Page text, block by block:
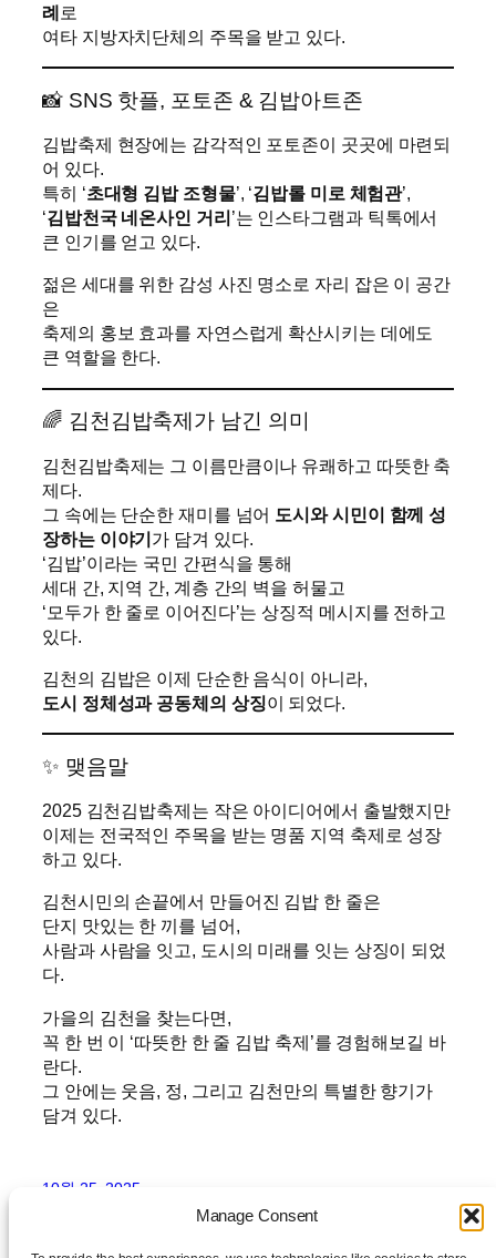
Manage Consent
례 로
여타 지방자치단체의 주목을 받고 있다.
📸 SNS 핫플, 포토존 & 김밥아트존
김밥축제 현장에는 감각적인 포토존이 곳곳에 마련되
어 있다.
특히 ‘초대형 김밥 조형물’, ‘김밥롤 미로 체험관’,
‘김밥천국 네온사인 거리’는 인스타그램과 틱톡에서
큰 인기를 얻고 있다.
젊은 세대를 위한 감성 사진 명소로 자리 잡은 이 공간
은
축제의 홍보 효과를 자연스럽게 확산시키는 데에도
큰 역할을 한다.
🌈 김천김밥축제가 남긴 의미
김천김밥축제는 그 이름만큼이나 유쾌하고 따뜻한 축
제다.
그 속에는 단순한 재미를 넘어 도시와 시민이 함께 성
장하는 이야기가 담겨 있다.
‘김밥’이라는 국민 간편식을 통해
세대 간, 지역 간, 계층 간의 벽을 허물고
‘모두가 한 줄로 이어진다’는 상징적 메시지를 전하고
있다.
김천의 김밥은 이제 단순한 음식이 아니라,
도시 정체성과 공동체의 상징이 되었다.
✨ 맺음말
2025 김천김밥축제는 작은 아이디어에서 출발했지만
이제는 전국적인 주목을 받는 명품 지역 축제로 성장
하고 있다.
김천시민의 손끝에서 만들어진 김밥 한 줄은
단지 맛있는 한 끼를 넘어,
사람과 사람을 잇고, 도시의 미래를 잇는 상징이 되었
다.
가을의 김천을 찾는다면,
꼭 한 번 이 ‘따뜻한 한 줄 김밥 축제’를 경험해보길 바
란다.
그 안에는 웃음, 정, 그리고 김천만의 특별한 향기가
담겨 있다.
10월 25, 2025